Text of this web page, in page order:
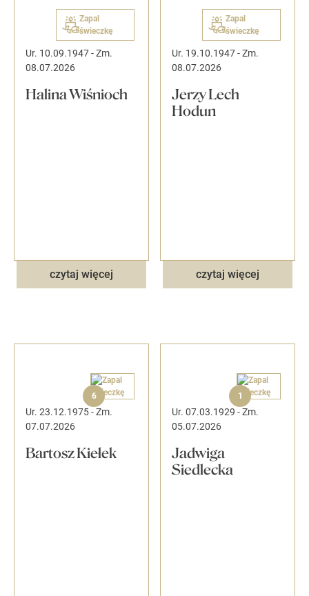
Zapal
świeczkę
Ur. 10.09.1947-Zm.
08.07.2026
Halina Wiśnioch
czytaj więcej
Zapal
świeczkę
Ur. 19.10.1947-Zm.
08.07.2026
Jerzy Lech
Hodun
czytaj więcej
6
Ur. 23.12.1975-Zm.
07.07.2026
Bartosz Kiełek
1
Ur. 07.03.1929 -Zm.
05.07.2026
Jadwiga
Siedlecka